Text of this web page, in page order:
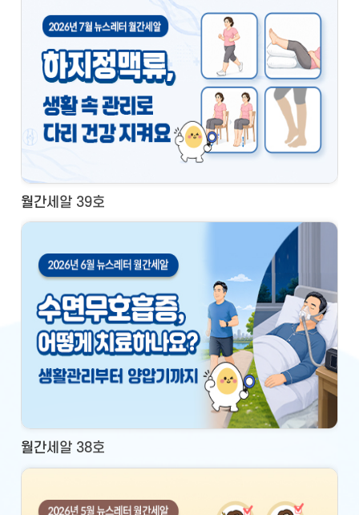
월간세알 39호
월간세알 38호